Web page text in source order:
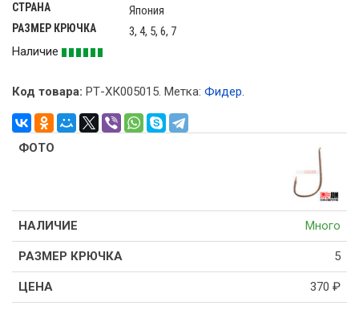
СТРАНА Япония
РАЗМЕР КРЮЧКА
3, 4, 5, 6, 7
Наличие
Код товара: РТ-ХК005015. Метка: Фидер.
Много
5
370 ₽